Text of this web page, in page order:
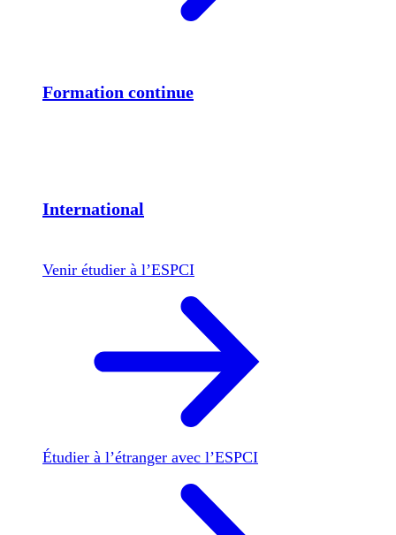
Formation continue
International
Venir étudier à l’ESPCI
Étudier à l’étranger avec l’ESPCI